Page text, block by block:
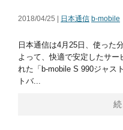
2018/04/25 | 日本通信 b-mobile
日本通信は4月25日、使った
よって、快適で安定したサー
れた「b-mobile S 990ジャス
トバ...